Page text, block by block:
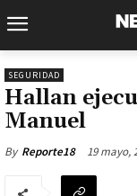
SEGURIDAD
Hallan
Manuel
By Reporte18 19 mayo,